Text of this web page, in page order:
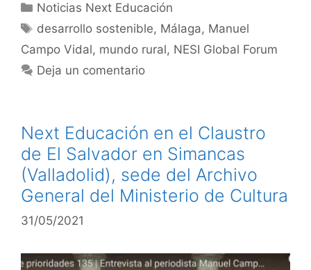
Noticias Next Educación
desarrollo sostenible, Málaga, Manuel
Campo Vidal, mundo rural, NESI Global Forum
Deja un comentario
Next Educación en el Claustro
de El Salvador en Simancas
(Valladolid), sede del Archivo
General del Ministerio de Cultura
31/05/2021